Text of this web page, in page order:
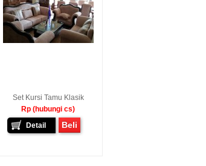
Set Kursi Tamu Klasik
Rp (hubungi cs)
Detail
Beli